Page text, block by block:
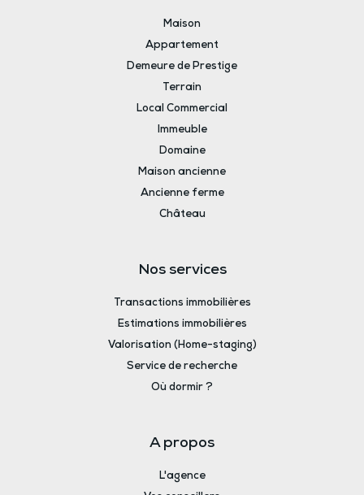
Maison
Appartement
Demeure de Prestige
Terrain
Local Commercial
Immeuble
Domaine
Maison ancienne
Ancienne ferme
Château
Nos services
Transactions immobilières
Estimations immobilières
Valorisation (Home-staging)
Service de recherche
Où dormir ?
A propos
L'agence